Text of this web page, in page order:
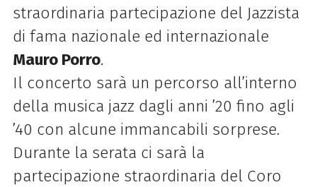
straordinaria partecipazione del Jazzista
di fama nazionale ed internazionale
Mauro Porro.
Il concerto sarà un percorso all’interno
della musica jazz dagli anni ’20 fino agli
’40 con alcune immancabili sorprese.
Durante la serata ci sarà la
partecipazione straordinaria del Coro